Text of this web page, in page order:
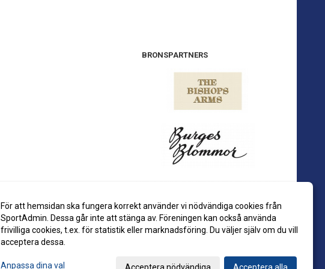
BRONSPARTNERS
För att hemsidan ska fungera korrekt använder vi nödvändiga cookies från
SportAdmin. Dessa går inte att stänga av. Föreningen kan också använda
frivilliga cookies, t.ex. för statistik eller marknadsföring. Du väljer själv om du vill
acceptera dessa.
Anpassa dina val